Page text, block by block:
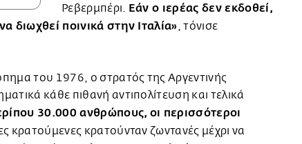
Ρεβερμπέρι. Εάν ο ιερέας δεν εκδοθεί,
διωχθεί ποινικά στην Ιταλία», τόνισε
του 1976, ο στρατός της Αργεντινής
κάθε πιθανή αντιπολίτευση και τελικά
30.000 ανθρώπους, οι περισσότεροι
κρατούμενες κρατούνταν ζωντανές μέχρι να